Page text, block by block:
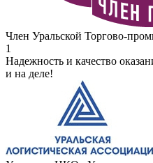
Член Уральской Торгово-
1
Надежность и качество
и на деле!